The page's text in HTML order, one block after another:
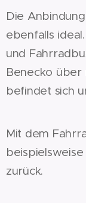
Die
ebenfalls
und
Benecko über
befindet sich
Mit dem
zurück.